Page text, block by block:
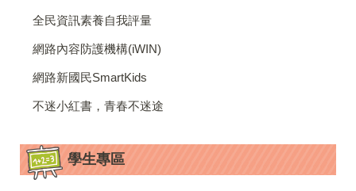
全民資訊素養自我評量
網路內容防護機構(iWIN)
網路新國民SmartKids
不迷小紅書，青春不迷途
學生專區